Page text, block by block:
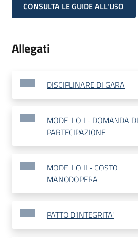
CONSULTA LE GUIDE ALL'USO
Allegati
DISCIPLINARE DI GARA
MODELLO I - DOMANDA DI
PARTECIPAZIONE
MODELLO II - COSTO
MANODOPERA
PATTO D'INTEGRITA'